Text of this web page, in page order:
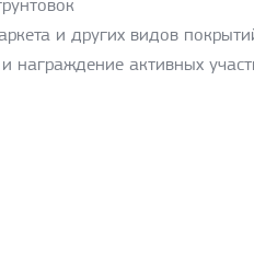
и других видов
награждение активных